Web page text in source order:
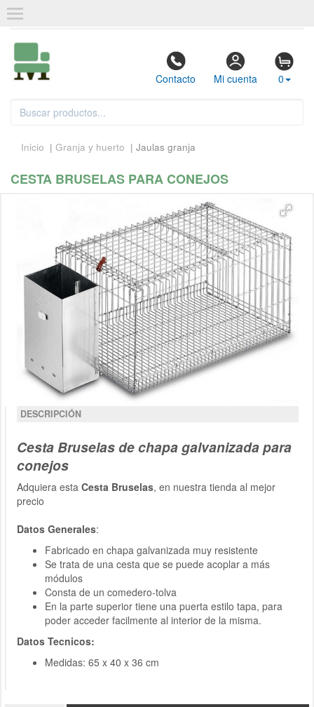
Contacto Mi cuenta 0
Inicio | Granja y huerto | Jaulas granja
CESTA BRUSELAS PARA CONEJOS
DESCRIPCIÓN
Cesta Bruselas de chapa galvanizada para
conejos
Adquiera esta Cesta Bruselas, en nuestra tienda al mejor
precio
Datos Generales:
Fabricado en chapa galvanizada muy resistente
Se trata de una cesta que se puede acoplar a más
módulos
Consta de un comedero-tolva
En la parte superior tiene una puerta estilo tapa, para
poder acceder facilmente al interior de la misma.
Datos Tecnicos:
Medidas: 65 x 40 x 36 cm